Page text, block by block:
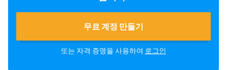
무료 계정 만들기
또는 자격 증명을 사용하여 로그인